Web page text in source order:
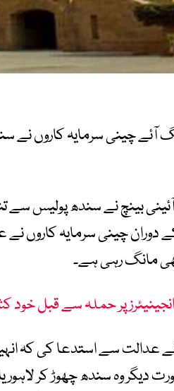
چینی سرمایہ کاروں نے
بینچ نے سندھ پولیس سے
چینی سرمایہ کاروں نے
مانگ رہی ہے۔
پر حملہ سے قبل خود
عدالت سے استدعا کی کہ
دیگر وہ سندھ چھوڑ کر